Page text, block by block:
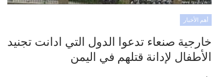
أهم الأخبار
خارجية صنعاء تدعوا الدول التي ادانت تجنيد
الأطفال لإدانة قتلهم في اليمن